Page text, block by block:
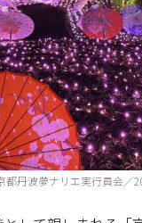
都丹波夢ナリエ実行員会／